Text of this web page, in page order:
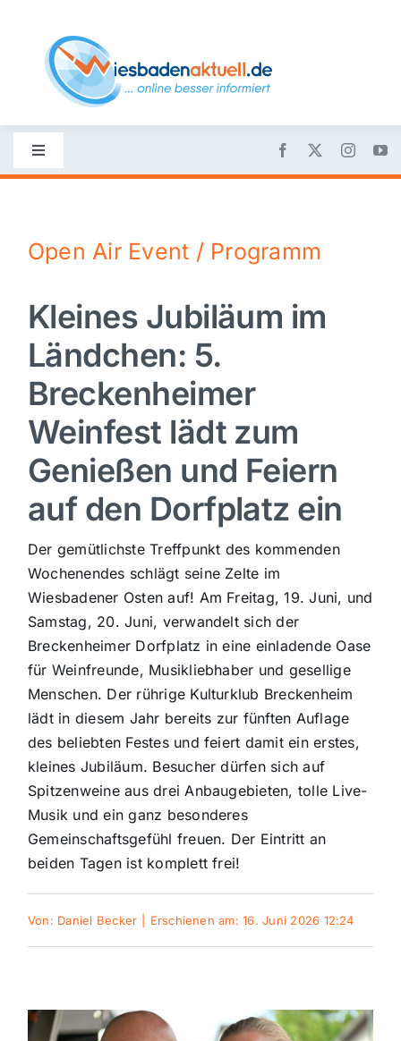
content
Toggle
Navigation
Nachrichten
Politik
Wirtschaft
Sport
Panorama
Mein Stadtteil
Galerie
Verkehrsmeldungen
Polizeimeldungen
Themen und Termine
Open Air Event / Programm
Kleines Jubiläum im
Ländchen: 5.
Breckenheimer
Weinfest lädt zum
Genießen und Feiern
auf den Dorfplatz ein
Der gemütlichste Treffpunkt des kommenden
Wochenendes schlägt seine Zelte im
Wiesbadener Osten auf! Am Freitag, 19. Juni, und
Samstag, 20. Juni, verwandelt sich der
Breckenheimer Dorfplatz in eine einladende Oase
für Weinfreunde, Musikliebhaber und gesellige
Menschen. Der rührige Kulturklub Breckenheim
lädt in diesem Jahr bereits zur fünften Auflage
des beliebten Festes und feiert damit ein erstes,
kleines Jubiläum. Besucher dürfen sich auf
Spitzenweine aus drei Anbaugebieten, tolle Live-
Musik und ein ganz besonderes
Gemeinschaftsgefühl freuen. Der Eintritt an
beiden Tagen ist komplett frei!
Von: Daniel Becker Erschienen am: 16. Juni 2026 12:24